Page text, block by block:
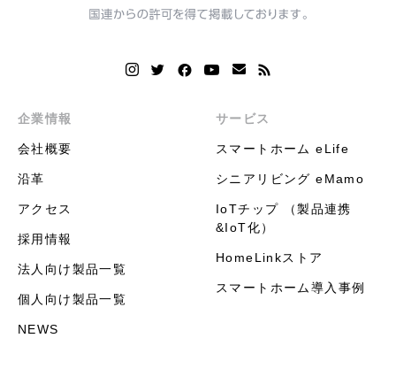
企業情報
会社概要
沿革
アクセス
採用情報
法人向け製品一覧
個人向け製品一覧
NEWS
サービス
スマートホーム eLife
シニアリビング eMamo
IoTチップ （製品連携
&IoT化）
HomeLinkストア
スマートホーム導入事例